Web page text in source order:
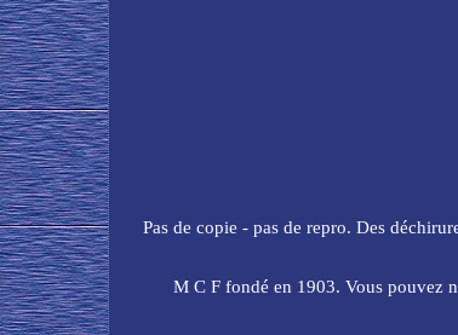
Pas de copie - pas de repro. Des
M C F fondé en 1903. Vous pouvez